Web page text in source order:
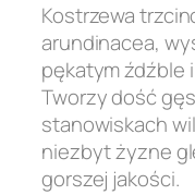
Kostrzewa
arundinacea,
pękatym źdźble
Tworzy dość
stanowiskach
niezbyt żyzne
gorszej jakości.